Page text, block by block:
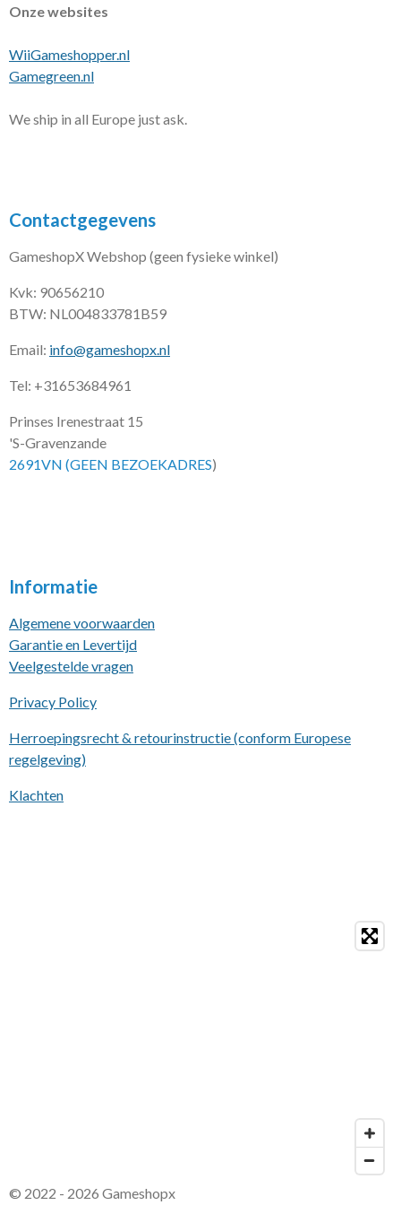
Onze websites
WiiGameshopper.nl
Gamegreen.nl
We ship in all Europe just ask.
Contactgegevens
GameshopX Webshop (geen fysieke winkel)
Kvk: 90656210
BTW: NL004833781B59
Email: info@gameshopx.nl
Tel: +31653684961
Prinses Irenestraat 15
'S-Gravenzande
2691VN (GEEN BEZOEKADRES)
Informatie
Algemene voorwaarden
Garantie en Levertijd
Veelgestelde vragen
Privacy Policy
Herroepingsrecht & retourinstructie (conform Europese
regelgeving)
Klachten
© 2022 - 2026 Gameshopx